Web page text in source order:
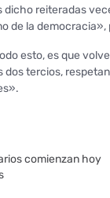
dicho reiteradas
de la democracia»,
esto, es que
dos tercios,
comienzan hoy